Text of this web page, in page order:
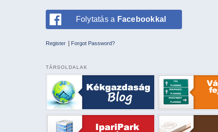
Folytatás a Facebookkal
Register Forgot Password?
TÁRSOLDALAK